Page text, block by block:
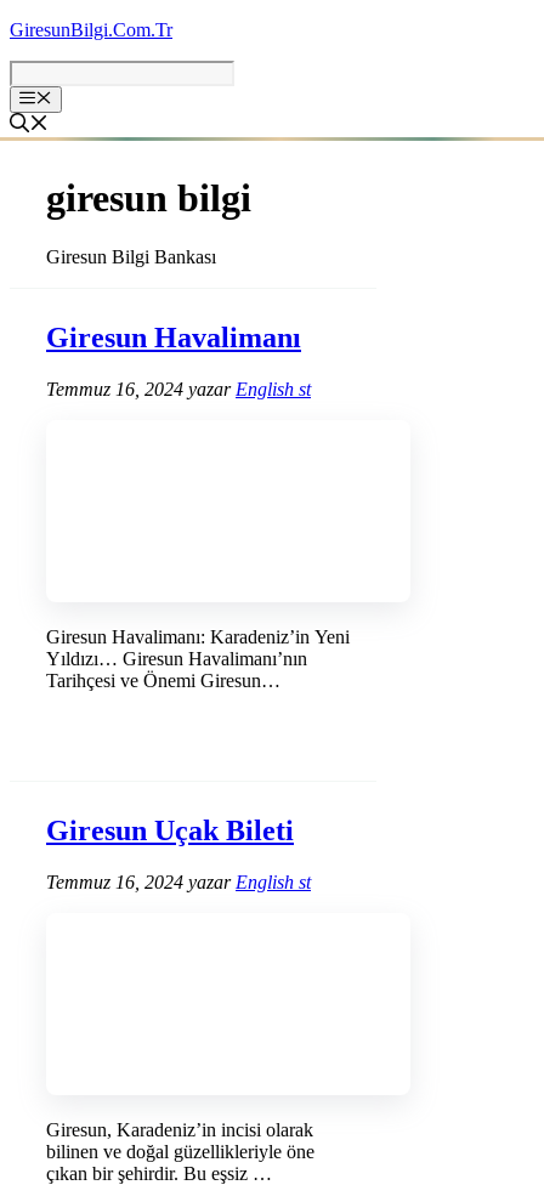
İçeriğe
GiresunBilgi.Com.Tr
giresun bilgi
Giresun Bilgi Bankası
Giresun Havalimanı
Temmuz 16, 2024 yazar English st
Giresun Havalimanı: Karadeniz’in Yeni
Yıldızı… Giresun Havalimanı’nın
Tarihçesi ve Önemi Giresun
Giresun Uçak Bileti
Temmuz 16, 2024 yazar English st
Giresun, Karadeniz’in incisi olarak
bilinen ve doğal güzellikleriyle öne
çıkan bir şehirdir. Bu eşsiz …